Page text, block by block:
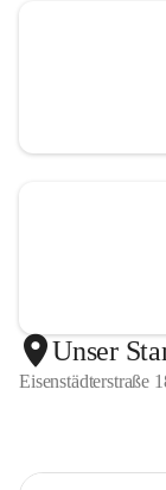
Unser
Eisenstädterstraße